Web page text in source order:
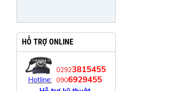
HỖ TRỢ ONLINE
Hotline:
02923815455
0906929455